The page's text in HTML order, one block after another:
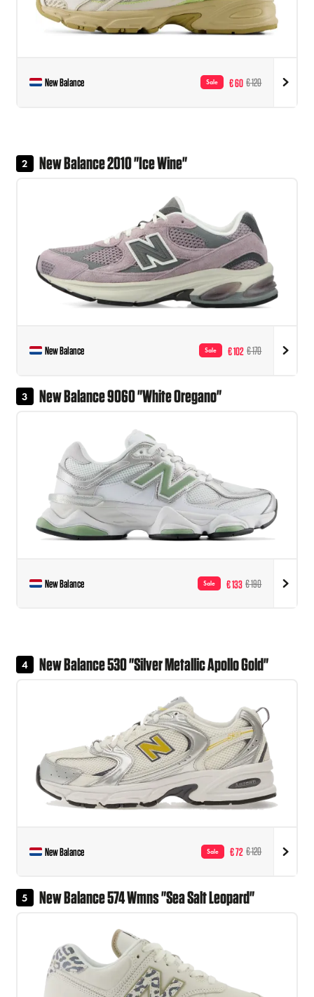
New Balance Sale € 60 € 120
2 New Balance 2010 "Ice Wine"
New Balance Sale € 102 € 170
3 New Balance 9060 "White Oregano"
New Balance Sale € 133 € 190
4 New Balance 530 "Silver Metallic Apollo Gold"
New Balance Sale € 72 € 120
5 New Balance 574 Wmns "Sea Salt Leopard"